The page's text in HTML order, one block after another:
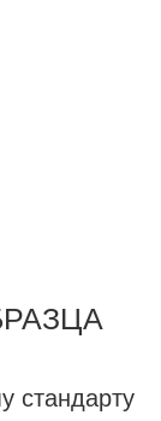
стандарту